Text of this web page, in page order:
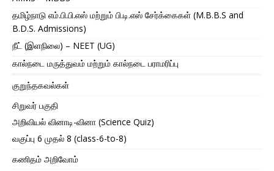
தமிழ்நாடு எம்.பி.பி.எஸ் மற்றும் பி.டி.எஸ் சேர்க்கைகள் (M.B.B.S and
B.D.S. Admissions)
நீட் (இளநிலை) – NEET (UG)
கால்நடை மருத்துவம் மற்றும் கால்நடை பராமரிப்பு
குறுந்தகவல்கள்
சிறுவர் பகுதி
அறிவியல் வினாடி-வினா (Science Quiz)
வகுப்பு 6 முதல் 8 (class-6-to-8)
கணிதம் அறிவோம்